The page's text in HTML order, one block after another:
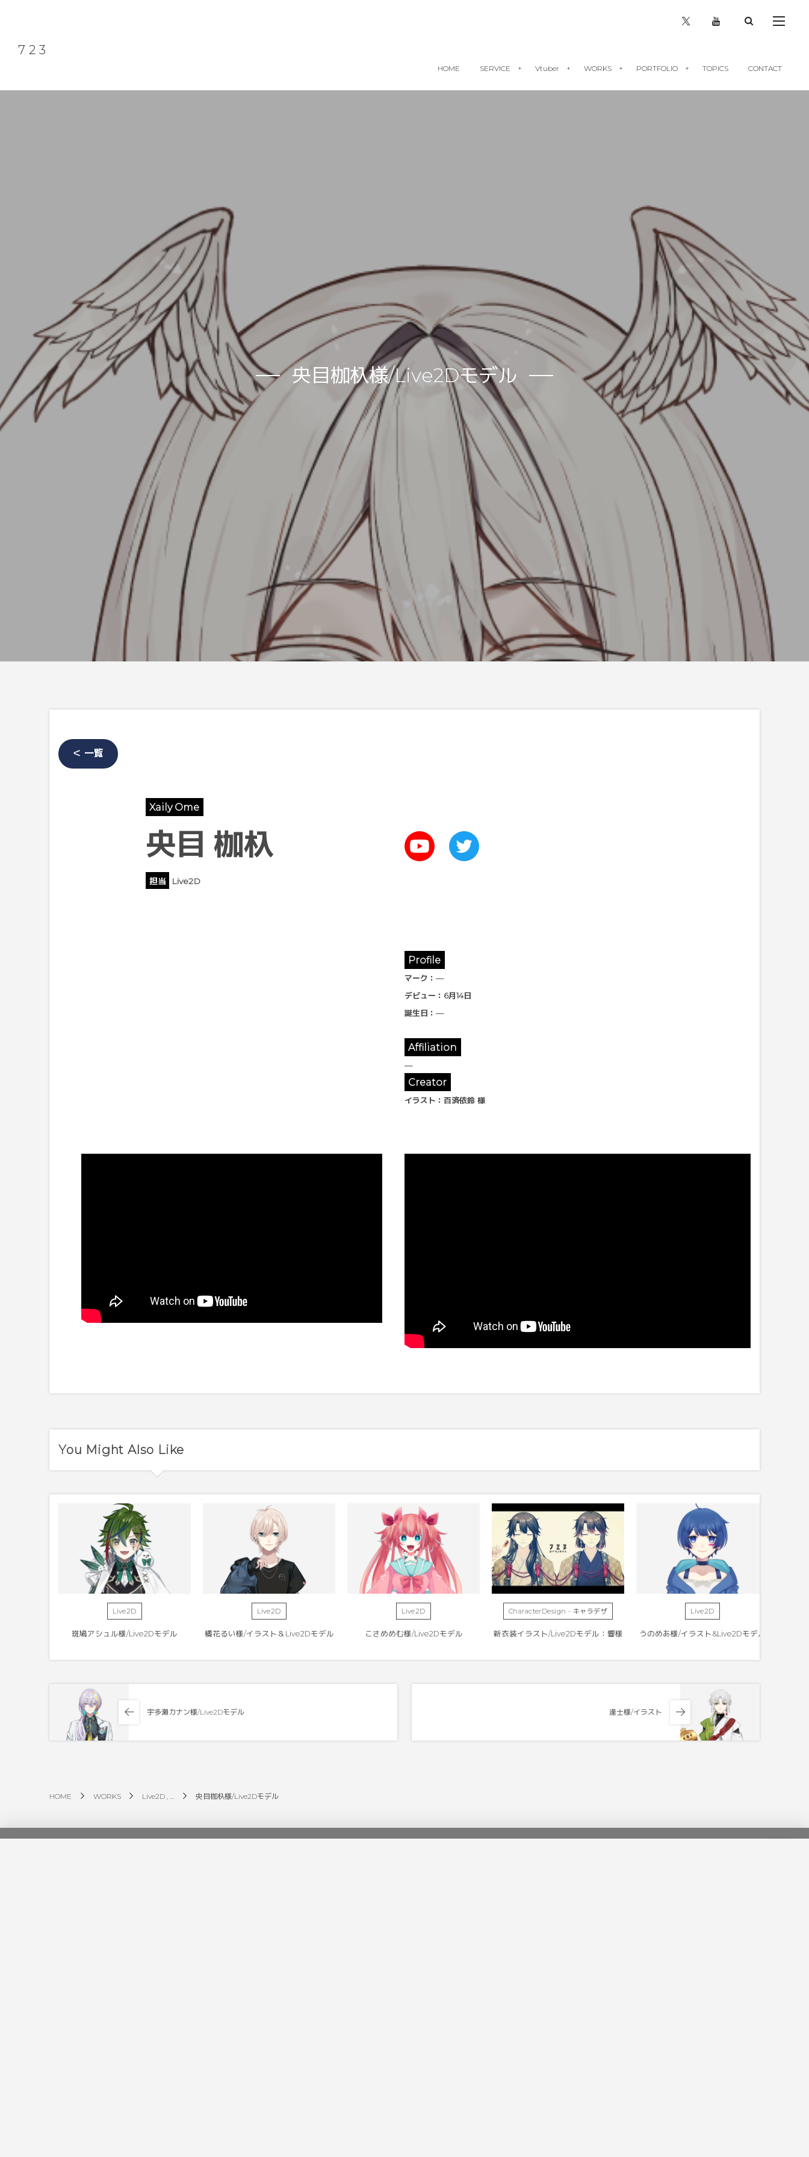
7 2 3
HOME SERVICE Vtuber WORKS PORTFOLIO TOPICS CONTACT
央目枷杁様/Live2Dモデル
＜ 一覧
Xaily Ome
央目 枷杁
担当 Live2D
Profile
マーク：—
デビュー： 6月14日
誕生日：—
Affiliation
—
Creator
イラスト ： 百済依鈴 様
You Might Also Like
Live2D
斑鳩アシュル様/Live2Dモデル
Live2D
橘花るい様/イラスト＆Live2Dモデル
Live2D
こさめめむ様/Live2Dモデル
CharacterDesign - キャラデザ
新衣装イラスト/Live2Dモデル：響様
Live2D
うのめあ様/イラスト&Live2Dモデル
宇多瀬カナン様/Live2Dモデル 逢士様/イラスト
HOME WORKS Live2D , … 央目枷杁様/Live2Dモデル